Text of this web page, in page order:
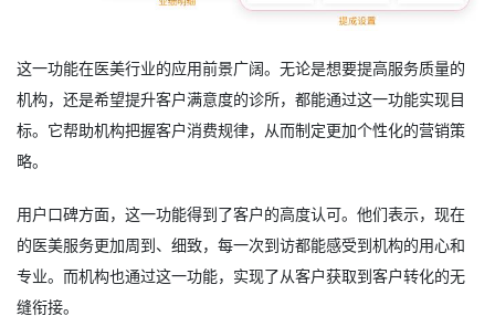
这一功能在医美行业的应用前景广阔。无论是想要提高服务质量的
机构，还是希望提升客户满意度的诊所，都能通过这一功能实现目
标。它帮助机构把握客户消费规律，从而制定更加个性化的营销策
略。
用户口碑方面，这一功能得到了客户的高度认可。他们表示，现在
的医美服务更加周到、细致，每一次到访都能感受到机构的用心和
专业。而机构也通过这一功能，实现了从客户获取到客户转化的无
缝衔接。